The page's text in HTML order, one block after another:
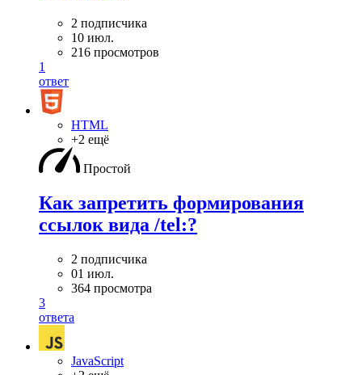
2 подписчика
10 июл.
216 просмотров
1
ответ
HTML
+2 ещё
Простой
Как запретить формирования
ссылок вида /tel:?
2 подписчика
01 июл.
364 просмотра
3
ответа
JavaScript